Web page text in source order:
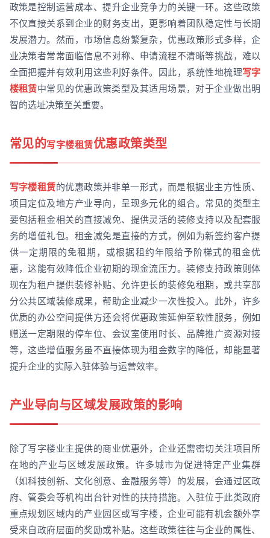
政策是控制运营成本、提升企业竞争力的关键一环。这些政策
不仅直接关系到企业的财务支出，更影响着团队稳定性与长期
发展潜力。然而，市场信息纷繁复杂，优惠政策形式多样，企
业决策者常常面临信息不对称、申请流程不清晰等挑战，难以
全面把握并有效利用这些利好条件。因此，系统性地梳理写字
楼租赁中常见的优惠政策类型及其适用场景，对于企业做出明
智的选址决策至关重要。
常见的写字楼租赁优惠政策类型
写字楼租赁的优惠政策并非单一形式，而是根据业主方性质、
项目定位及地方产业导向，呈现多元化的组合。常见的类型主
要包括租金相关的直接减免、提供灵活的装修支持以及配套服
务的增值礼包。租金减免是直接的方式，例如为新签约客户提
供一定期限的免租期，或根据租约年限给予阶梯式的租金优
惠，这能有效降低企业初期的现金流压力。装修支持政策则体
现在为租户提供装修补贴、允许更长的装修免租期，或共享部
分公共区域装修成果，帮助企业减少一次性投入。此外，许多
优质的办公空间提供方还会将优惠政策延伸至软性服务，例如
赠送一定期限的停车位、会议室使用时长、品牌推广资源对接
等，这些增值服务虽不直接体现为租金数字的降低，却能显著
提升企业的实际入驻体验与运营效率。
产业导向与区域发展政策的影响
除了写字楼业主提供的商业优惠外，企业还需密切关注项目所
在地的产业与区域发展政策。许多城市为促进特定产业集群
（如科技创新、文化创意、金融服务等）的发展，会通过区政
府、管委会等机构出台针对性的扶持措施。入驻位于此类政府
重点规划区域内的产业园区或写字楼，企业可能有机会额外享
受来自政府层面的奖励或补贴。这些政策往往与企业的属性、